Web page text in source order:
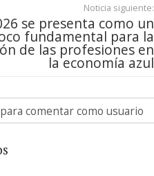
Noticia siguiente:
se presenta como un
fundamental para la
de las profesiones en
la economía azul
comentar como usuario